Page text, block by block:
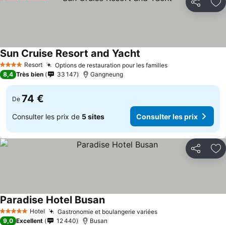
Partager
4 Étoiles Resort Options de restauration pour les famillesConsulter les
Sun Cruise Resort and Yacht
8,4 Très bien 33 147 Gangneung
De 74 €
Consulter les prix de 5 sites Consulter les prix
Partager
5 Étoiles Hotel Gastronomie et boulangerie variéesConsulter les prix
Paradise Hotel BusanConsulter les prix
9,0 Excellent 12 440 Busan